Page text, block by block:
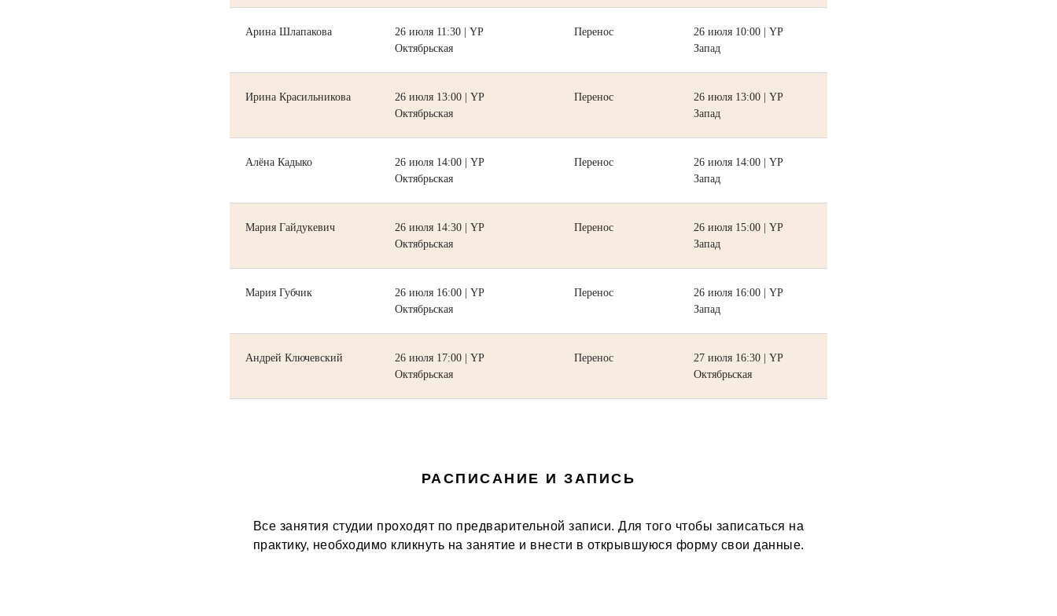
Арина Шлапакова
26 июля 11:30 | YP
Октябрьская
Перенос
26 июля 10:00 | YP
Запад
Ирина Красильникова
26 июля 13:00 | YP
Октябрьская
Перенос
26 июля 13:00 | YP
Запад
Алёна Кадыко
26 июля 14:00 | YP
Октябрьская
Перенос
26 июля 14:00 | YP
Запад
Мария Гайдукевич
26 июля 14:30 | YP
Октябрьская
Перенос
26 июля 15:00 | YP
Запад
Мария Губчик
26 июля 16:00 | YP
Октябрьская
Перенос
26 июля 16:00 | YP
Запад
Андрей Ключевский
26 июля 17:00 | YP
Октябрьская
Перенос
27 июля 16:30 | YP
Октябрьская
РАСПИСАНИЕ И ЗАПИСЬ
Все занятия студии проходят по предварительной записи. Для того чтобы записаться на
практику, необходимо кликнуть на занятие и внести в открывшуюся форму свои данные.